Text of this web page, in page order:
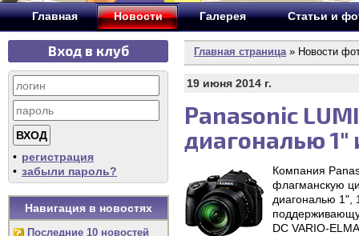
Главная Новости Галерея Статьи и
Вход в клуб
• регистрация
• забыли пароль?
Навигация в новостях
Последние 10 новостей
Главная страница» Новости
19 июня 2014 г.
Panasonic
диагональю 1"
Компания
флагманскую
диагональю 1",
DC VARIO-